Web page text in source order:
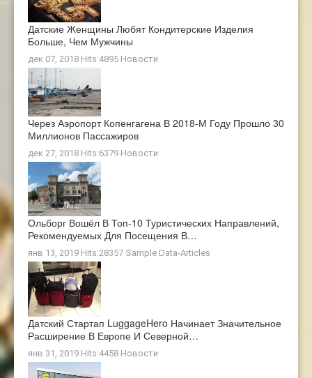
Датские Женщины Любят Кондитерские Изделия
Больше, Чем Мужчины
дек 07, 2018 Hits:4895 Новости
Через Аэропорт Копенгагена В 2018-М Году Прошло 30
Миллионов Пассажиров
дек 27, 2018 Hits:6379 Новости
Ольборг Вошёл В Топ-10 Туристических Направлений,
Рекомендуемых Для Посещения В…
янв 13, 2019 Hits:28357 Sample Data-Articles
Датский Стартап LuggageHero Начинает Значительное
Расширение В Европе И Северной…
янв 31, 2019 Hits:4458 Новости